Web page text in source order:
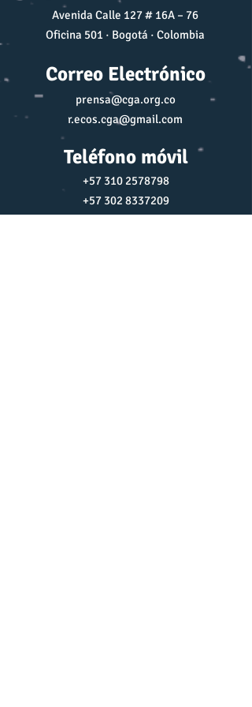
Avenida Calle 127 # 16A – 76
Oficina 501 · Bogotá · Colombia
Correo Electrónico
prensa@cga.org.co
r.ecos.cga@gmail.com
Teléfono móvil
+57 310 2578798
+57 302 8337209